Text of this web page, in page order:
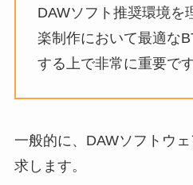
DAWソフト推奨環境を
楽制作において最適な
する上で非常に重要です
一般的に、DAWソフトウ
求します。